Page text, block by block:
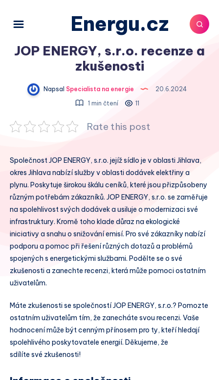
Energu.cz
JOP ENERGY, s.r.o. recenze a
zkušenosti
Napsal Specialista na energie
20.6.2024
1 min čtení
11
Rate this post
Společnost JOP ENERGY, s.r.o. jejíž sídlo je v oblasti Jihlava,
okres Jihlava nabízí služby v oblasti dodávek elektřiny a
plynu. Poskytuje širokou škálu ceníků, které jsou přizpůsobeny
různým potřebám zákazníků. JOP ENERGY, s.r.o. se zaměřuje
na spolehlivost svých dodávek a usiluje o modernizaci své
infrastruktury. Kromě toho klade důraz na ekologické
iniciativy a snahu o snižování emisí. Pro své zákazníky nabízí
podporu a pomoc při řešení různých dotazů a problémů
spojených s energetickými službami. Podělte se o své
zkušenosti a zanechte recenzi, která může pomoci ostatním
uživatelům.
Máte zkušenosti se společností JOP ENERGY, s.r.o.? Pomozte
ostatním uživatelům tím, že zanecháte svou recenzi. Vaše
hodnocení může být cenným přínosem pro ty, kteří hledají
spolehlivého poskytovatele energií. Děkujeme, že
sdílíte své zkušenosti!